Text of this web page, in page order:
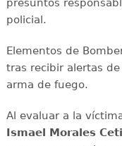
presuntos
policial.
Elementos de
tras recibir alertas
arma de fuego.
Al evaluar a la
Ismael Morales